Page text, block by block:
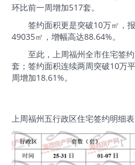
环比前一周增加517套。
签约面积更是突破10万㎡，报
49035㎡，增幅高达88.64%。
至此，上周福州全市住宅签约
套；签约面积连续两周突破10万
周增加18.61%。
上周福州五行政区住宅签约明细表